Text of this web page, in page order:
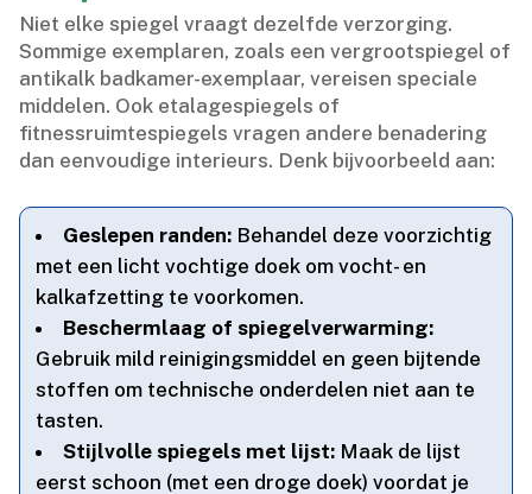
Niet elke spiegel vraagt dezelfde verzorging.​
Sommige exemplaren, zoals een vergrootspiegel of
antikalk badkamer-exemplaar, vereisen speciale
middelen.​ Ook etalagespiegels of
fitnessruimtespiegels vragen andere benadering
dan eenvoudige interieurs.​ Denk bijvoorbeeld aan:
Geslepen randen: Behandel deze voorzichtig
met een licht vochtige doek om vocht- en
kalkafzetting te voorkomen.​
Beschermlaag of spiegelverwarming:
Gebruik mild reinigingsmiddel en geen bijtende
stoffen om technische onderdelen niet aan te
tasten.​
Stijlvolle spiegels met lijst: Maak de lijst
eerst schoon (met een droge doek) voordat je